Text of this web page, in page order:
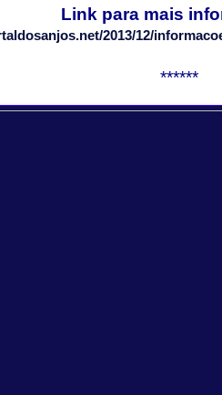
Link para mais
2013/12/
******